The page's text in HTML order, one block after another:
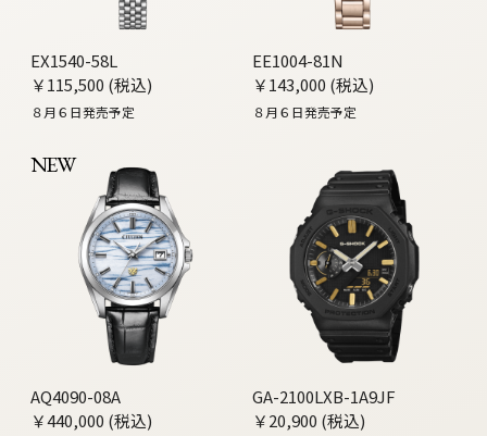
EX1540-58L
￥115,500 (税込)
８月６日発売予定
EE1004-81N
￥143,000 (税込)
８月６日発売予定
NEW
AQ4090-08A
￥440,000 (税込)
GA-2100LXB-1A9JF
￥20,900 (税込)